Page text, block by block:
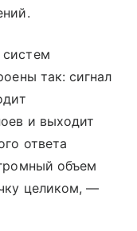
так: сигнал
и выходит
ответа
объем
целиком, —